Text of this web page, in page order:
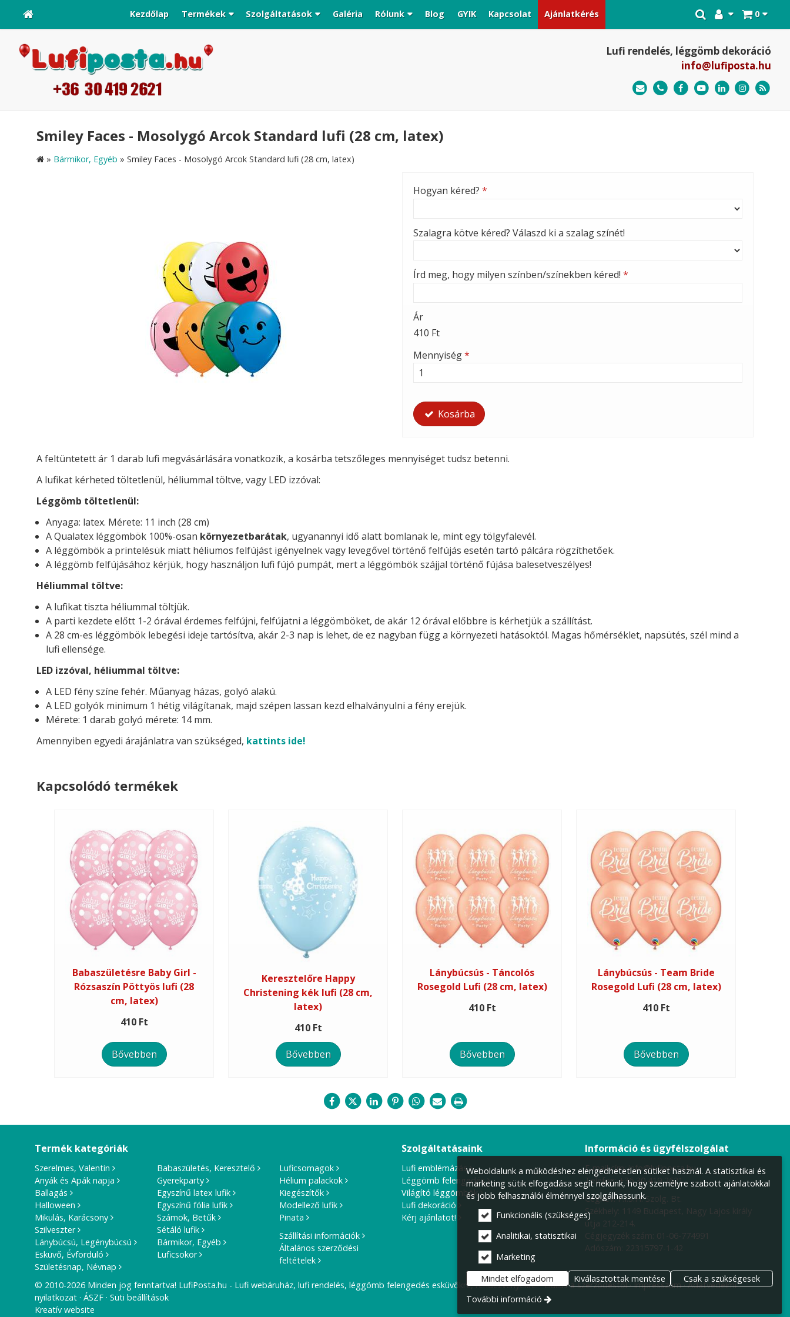
0
Kezdőlap Termékek Szolgáltatások Galéria Rólunk Blog GYIK Kapcsolat Ajánlatkérés
Lufi rendelés, léggömb dekoráció
info@lufiposta.hu
Smiley Faces - Mosolygó Arcok Standard lufi (28 cm, latex)
» Bármikor, Egyéb » Smiley Faces - Mosolygó Arcok Standard lufi (28 cm, latex)
Hogyan kéred? *
Szalagra kötve kéred? Válaszd ki a szalag színét!
Írd meg, hogy milyen színben/színekben kéred! *
Ár
410 Ft
Mennyiség*
Kosárba
A feltüntetett ár 1 darab lufi megvásárlására vonatkozik, a kosárba tetszőleges mennyiséget tudsz betenni.
A lufikat kérheted töltetlenül, héliummal töltve, vagy LED izzóval:
Léggömb töltetlenül:
Anyaga: latex. Mérete: 11 inch (28 cm)
A Qualatex léggömbök 100%-osan környezetbarátak, ugyanannyi idő alatt bomlanak le, mint egy tölgyfalevél.
A léggömbök a printelésük miatt héliumos felfújást igényelnek vagy levegővel történő felfújás esetén tartó pálcára rögzíthetőek.
A léggömb felfújásához kérjük, hogy használjon lufi fújó pumpát, mert a léggömbök szájjal történő fújása balesetveszélyes!
Héliummal töltve:
A lufikat tiszta héliummal töltjük.
A parti kezdete előtt 1-2 órával érdemes felfújni, felfújatni a léggömböket, de akár 12 órával előbbre is kérhetjük a szállítást.
A 28 cm-es léggömbök lebegési ideje tartósítva, akár 2-3 nap is lehet, de ez nagyban függ a környezeti hatásoktól. Magas hőmérséklet, napsütés, szél mind a
lufi ellensége.
LED izzóval, héliummal töltve:
A LED fény színe fehér. Műanyag házas, golyó alakú.
A LED golyók minimum 1 hétig világítanak, majd szépen lassan kezd elhalványulni a fény erejük.
Mérete: 1 darab golyó mérete: 14 mm.
Amennyiben egyedi árajánlatra van szükséged, kattints ide!
Kapcsolódó termékek
Babaszületésre Baby Girl -
Rózsaszín Pöttyös lufi (28
cm, latex)
410 Ft
Bővebben
Keresztelőre Happy
Christening kék lufi (28 cm,
latex)
410 Ft
Bővebben
Lánybúcsús - Táncolós
Rosegold Lufi (28 cm, latex)
410 Ft
Bővebben
Lánybúcsús - Team Bride
Rosegold Lufi (28 cm, latex)
410 Ft
Bővebben
Termék kategóriák
Szerelmes, Valentin
Anyák és Apák napja
Ballagás
Halloween
Mikulás, Karácsony
Szilveszter
Lánybúcsú, Legénybúcsú
Esküvő, Évforduló
Születésnap, Névnap
Babaszületés, Keresztelő
Gyerekparty
Egyszínű latex lufik
Egyszínű fólia lufik
Számok, Betűk
Sétáló lufik
Bármikor, Egyéb
Luficsokor
Luficsomagok
Hélium palackok
Kiegészítők
Modellező lufik
Pinata
Szállítási információk
Általános szerződési
feltételek
Szolgáltatásaink
Lufi emblémázás
Léggömb felengedés
Világító léggömbök
Lufi dekoráció
Kérj ajánlatot!
Információ és ügyfélszolgálat
E-mail cím:info@lufiposta.hu
Telefon:+36 30 419 2621
Cégnév: F.I.S.H. Szolg. Bt.
Székhely: 1149 Budapest, Nagy Lajos király
útja 212-214.
Cégjegyzék szám: 01-06-774991
Adószám: 22315797-1-42
© 2010-2026 Minden jog fenntartva! LufiPosta.hu - Lufi webáruház, lufi rendelés, léggömb felengedés esküvőkre, rendezvényekre. Elállás a szerződéstől Impresszum Adatvédelmi
nyilatkozat ÁSZF Süti beállítások
Kreatív website
Weboldalunk a működéshez elengedhetetlen sütiket használ. A statisztikai és
marketing sütik elfogadása segít nekünk, hogy személyre szabott ajánlatokkal
és jobb felhasználói élménnyel szolgálhassunk.
Funkcionális (szükséges)
Analitikai, statisztikai
Marketing
Mindet elfogadom
Kiválasztottak mentése
Csak a szükségesek
További információ